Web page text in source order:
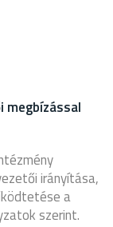
megbízással
irányítása,
a
szerint.